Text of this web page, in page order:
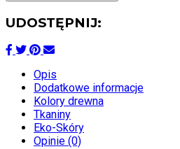
UDOSTĘPNIJ:
Opis
Dodatkowe informacje
Kolory drewna
Tkaniny
Eko-Skóry
Opinie (0)